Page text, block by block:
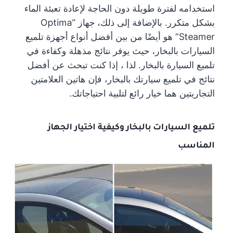
استخدامه لفترة طويلة دون الحاجة لإعادة تعبئة الماء
بشكل متكرر. بالإضافة إلى ذلك، جهاز “Optima
Steamer” هو أيضًا من بين أفضل أنواع أجهزة تلميع
السيارات بالبخار، حيث يوفر نتائج مذهلة وكفاءة في
تلميع السيارة بالبخار. لذا ، إذا كنت تبحث عن أفضل
نتائج في تلميع سيارتك بالبخار، فإن هاتين العلامتين
التجاريتين هما خيار رائع لتلبية احتياجاتك.
تلميع السيارات بالبخار وكيفية اختيار الجهاز
المناسب